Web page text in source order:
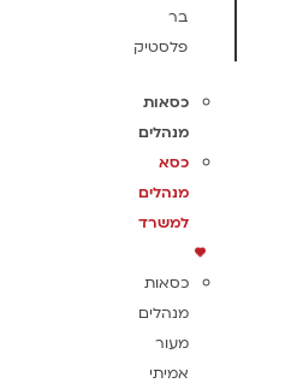
בר
פלסטיק
כסאות
מנהלים
כסא
מנהלים
למשרד
כסאות
מנהלים
מעור
אמיתי